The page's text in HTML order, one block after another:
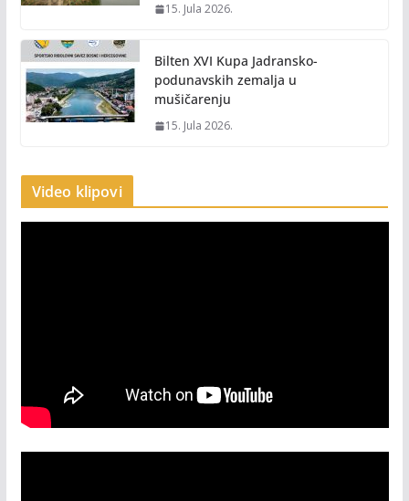
15. Jula 2026.
Bilten XVI Kupa Jadransko-
podunavskih zemalja u
mušičarenju
15. Jula 2026.
Video klipovi